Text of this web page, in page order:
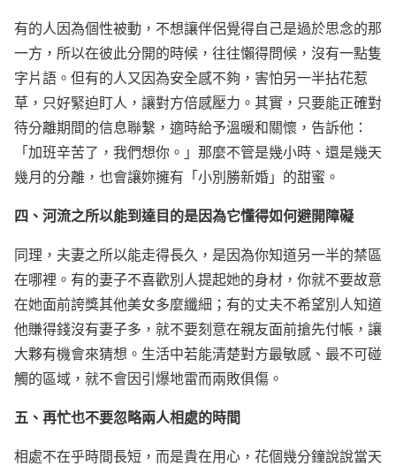
有的人因為個性被動，不想讓伴侶覺得自己是過於思念的那
一方，所以在彼此分開的時候，往往懶得問候，沒有一點隻
字片語。但有的人又因為安全感不夠，害怕另一半拈花惹
草，只好緊迫盯人，讓對方倍感壓力。其實，只要能正確對
待分離期間的信息聯繫，適時給予溫暖和關懷，告訴他：
「加班辛苦了，我們想你。」那麼不管是幾小時、還是幾天
幾月的分離，也會讓妳擁有「小別勝新婚」的甜蜜。
四、河流之所以能到達目的是因為它懂得如何避開障礙
同理，夫妻之所以能走得長久，是因為你知道另一半的禁區
在哪裡。有的妻子不喜歡別人提起她的身材，你就不要故意
在她面前誇獎其他美女多麼纖細；有的丈夫不希望別人知道
他賺得錢沒有妻子多，就不要刻意在親友面前搶先付帳，讓
大夥有機會來猜想。生活中若能清楚對方最敏感、最不可碰
觸的區域，就不會因引爆地雷而兩敗俱傷。
五、再忙也不要忽略兩人相處的時間
相處不在乎時間長短，而是貴在用心，花個幾分鐘說說當天